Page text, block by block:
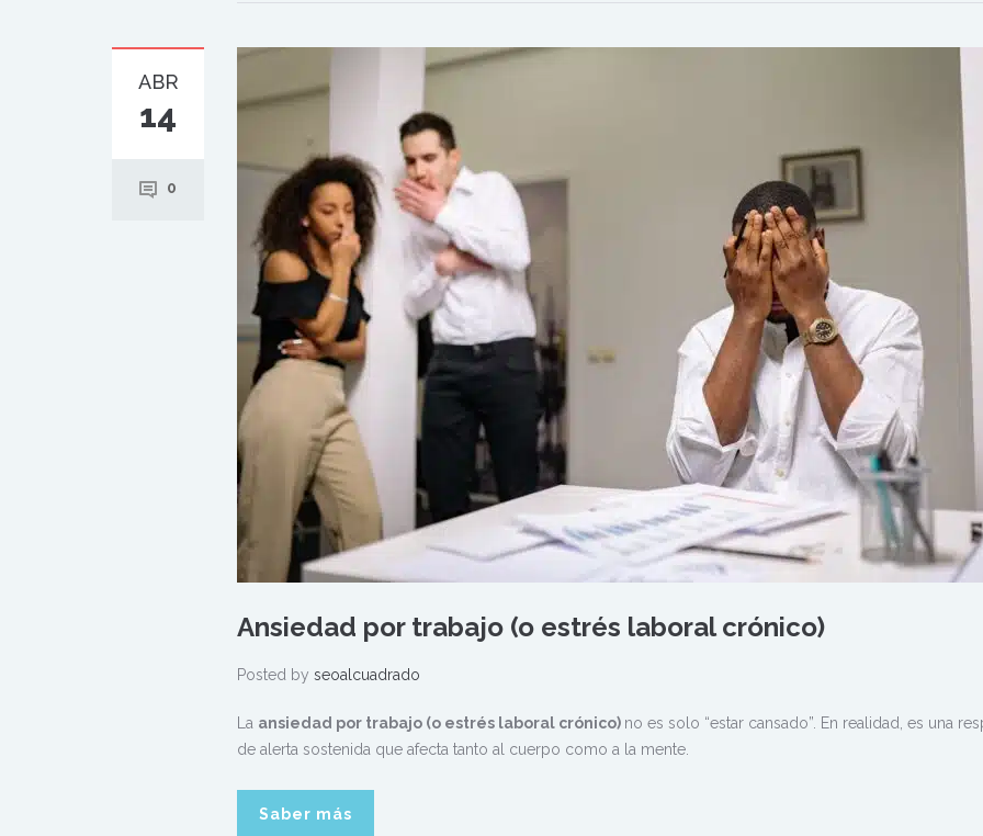
ABR
14
0
Ansiedad por trabajo (o estrés laboral crónico)
Posted by seoalcuadrado
La ansiedad por trabajo (o estrés laboral crónico) no es solo “estar cansado”. En realidad, es una
de alerta sostenida que afecta tanto al cuerpo como a la mente.
Saber más